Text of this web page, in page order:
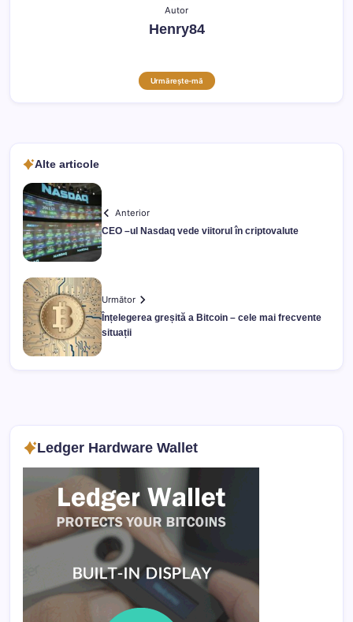
Autor
Henry84
Urmărește-mă
Alte articole
Anterior
CEO –ul Nasdaq vede viitorul în criptovalute
Următor
Înțelegerea greșită a Bitcoin – cele mai frecvente
situații
Ledger Hardware Wallet